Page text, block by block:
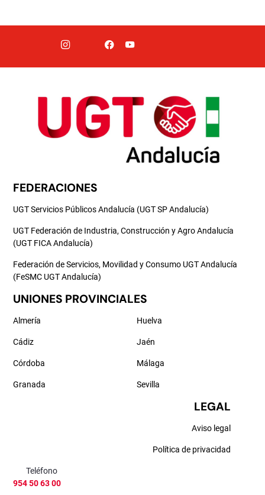
FEDERACIONES
UGT Servicios Públicos Andalucía (UGT SP Andalucía)
UGT Federación de Industria, Construcción y Agro Andalucía
(UGT FICA Andalucía)
Federación de Servicios, Movilidad y Consumo UGT Andalucía
(FeSMC UGT Andalucía)
UNIONES PROVINCIALES
Almería
Cádiz
Córdoba
Granada
Huelva
Jaén
Málaga
Sevilla
LEGAL
Aviso legal
Política de privacidad
Teléfono
954 50 63 00